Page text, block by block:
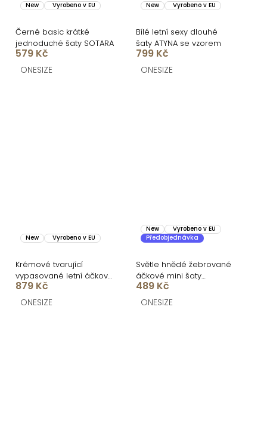
New Vyrobeno v EU
Černé basic krátké
jednoduché šaty SOTARA
579 Kč
ONESIZE
New Vyrobeno v EU
Bílé letní sexy dlouhé
šaty ATYNA se vzorem
799 Kč
ONESIZE
New Vyrobeno v EU
Krémové tvarující
vypasované letní áčkové
midi šaty VORTA
879 Kč
ONESIZE
New
Vyrobeno v EU
Předobjednávka
Světle hnědé žebrované
áčkové mini šaty
CASSYNE
489 Kč
ONESIZE